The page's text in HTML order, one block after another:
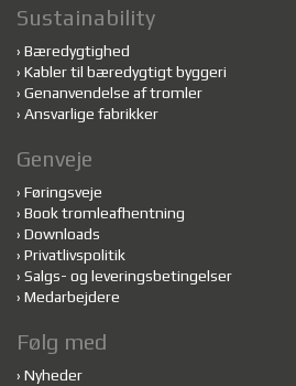
Sustainability
› Bæredygtighed
› Kabler til bæredygtigt byggeri
› Genanvendelse af tromler
› Ansvarlige fabrikker
Genveje
› Føringsveje
› Book tromleafhentning
› Downloads
› Privatlivspolitik
› Salgs- og leveringsbetingelser
› Medarbejdere
Følg med
› Nyheder